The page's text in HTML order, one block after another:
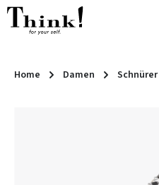
Zum Hauptinhalt springen
Home Damen Schnürer